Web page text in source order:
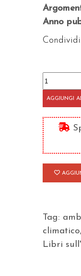
Anno
Condividi:
Un
clima
nuovo
quantità
AGGIUNGI
Tag:
climatico,
Libri